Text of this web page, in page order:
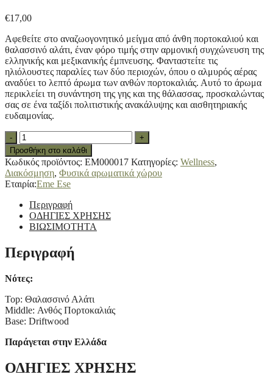
€17,00
Αφεθείτε στο αναζωογονητικό μείγμα από άνθη πορτοκαλιού και
θαλασσινό αλάτι, έναν φόρο τιμής στην αρμονική συγχώνευση της
ελληνικής και μεξικανικής έμπνευσης. Φανταστείτε τις
ηλιόλουστες παραλίες των δύο περιοχών, όπου ο αλμυρός αέρας
αναδύει το λεπτό άρωμα των ανθών πορτοκαλιάς. Αυτό το άρωμα
περικλείει τη συνάντηση της γης και της θάλασσας, προσκαλώντας
σας σε ένα ταξίδι πολιτιστικής ανακάλυψης και αισθητηριακής
ευδαιμονίας.
EME
ESE
Ανταλλακτικό
αρωματιστή
Orange
Blossom
Salt,
quantity
-
+
Προσθήκη στο καλάθι
Κωδικός προϊόντος: EM000017 Κατηγορίες: Wellness,
Διακόσμηση, Φυσικά αρωματικά χώρου
Εταιρία:Eme Ese
Περιγραφή
ΟΔΗΓΙΕΣ ΧΡΗΣΗΣ
ΒΙΩΣΙΜΟΤΗΤΑ
Περιγραφή
Νότες:
Top: Θαλασσινό Αλάτι
Middle: Ανθός Πορτοκαλιάς
Base: Driftwood
Παράγεται στην Ελλάδα
ΟΔΗΓΙΕΣ ΧΡΗΣΗΣ